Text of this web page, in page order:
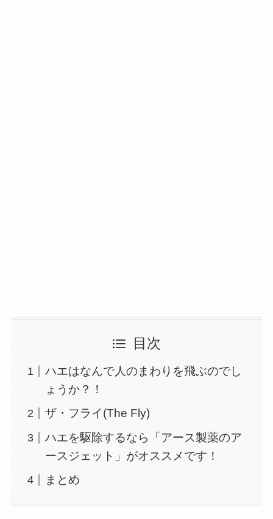
目次
ハエはなんで人のまわりを飛ぶのでし
ょうか？！
ザ・フライ(The Fly)
ハエを駆除するなら「アース製薬のア
ースジェット」がオススメです！
まとめ